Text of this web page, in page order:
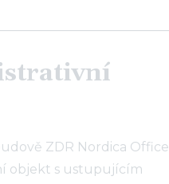
ZDR Nordica Office
objekt s ustupujícím